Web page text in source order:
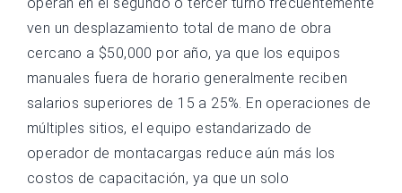
ven un desplazamiento total de mano de obra
cercano a $50,000 por año, ya que los equipos
manuales fuera de horario generalmente reciben
salarios superiores de 15 a 25%. En operaciones de
múltiples sitios, el equipo estandarizado de
operador de montacargas reduce aún más los
costos de capacitación, ya que un solo